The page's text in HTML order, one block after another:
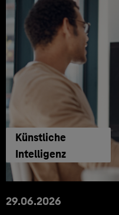
Künstliche
Intelligenz
29.06.2026